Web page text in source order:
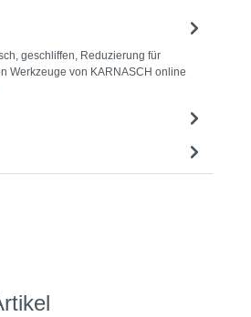
geschliffen, Reduzierung für
Werkzeuge von KARNASCH online